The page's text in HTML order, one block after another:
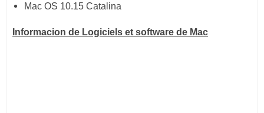
Mac OS 10.15 Catalina
Informacion de Logiciels et software de Mac